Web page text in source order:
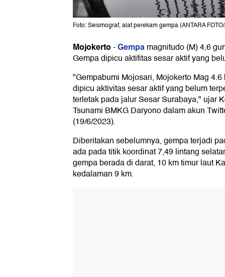
Foto: Seismograf, alat perekam gempa (ANTARA
Mojokerto-Gempamagnitudo (M) 4,6
Gempa dipicu aktifitas sesar aktif yang
"Gempabumi Mojosari, Mojokerto Mag
dipicu aktivitas sesar aktif yang belum
terletak pada jalur Sesar Surabaya," ujar
Tsunami BMKG Daryono dalam akun
(19/6/2023).
Diberitakan sebelumnya, gempa terjadi
ada pada titik koordinat 7,49 lintang
gempa berada di darat, 10 km timur laut
kedalaman 9 km.